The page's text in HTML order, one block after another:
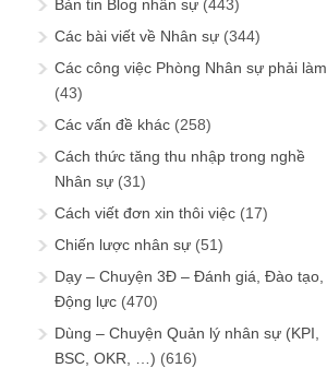
Bản tin Blog nhân sự (443)
Các bài viết về Nhân sự (344)
Các công việc Phòng Nhân sự phải làm
(43)
Các vấn đề khác (258)
Cách thức tăng thu nhập trong nghề
Nhân sự (31)
Cách viết đơn xin thôi việc (17)
Chiến lược nhân sự (51)
Dạy – Chuyện 3Đ – Đánh giá, Đào tạo,
Động lực (470)
Dùng – Chuyện Quản lý nhân sự (KPI,
BSC, OKR, …) (616)